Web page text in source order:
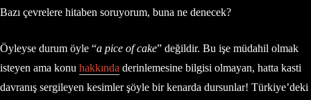
Bazı çevrelere hitaben soruyorum, buna ne denecek?
Öyleyse durum öyle “a pice of cake” değildir. Bu işe müdahil olmak
isteyen ama konu hakkında derinlemesine bilgisi olmayan, hatta kasti
davranış sergileyen kesimler şöyle bir kenarda dursunlar! Türkiye’deki